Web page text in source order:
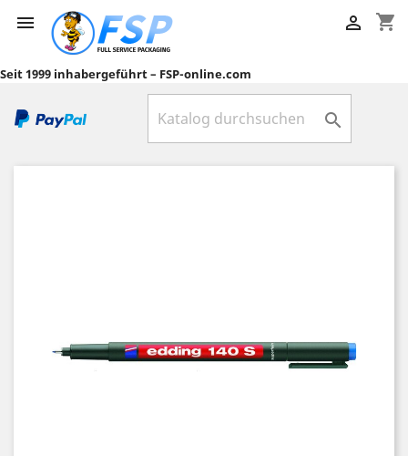
 shopping_cart

Seit 1999 inhabergeführt – FSP-online.com
